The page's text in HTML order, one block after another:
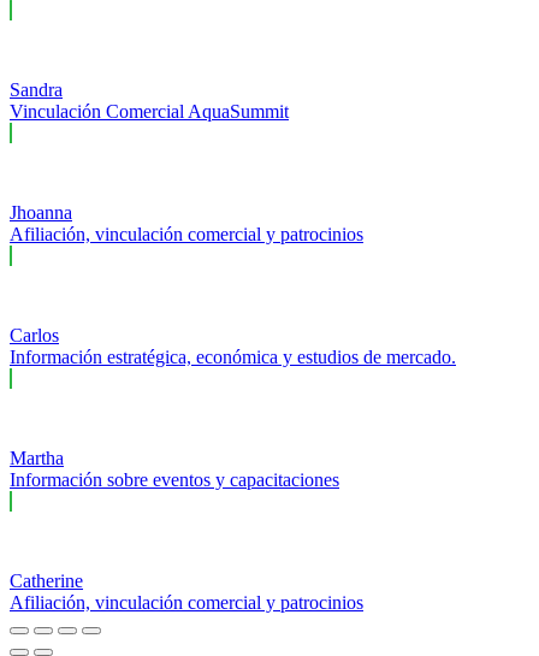
Sandra
Vinculación Comercial AquaSummit
Jhoanna
Afiliación, vinculación comercial y patrocinios
Carlos
Información estratégica, económica y estudios de mercado.
Martha
Información sobre eventos y capacitaciones
Catherine
Afiliación, vinculación comercial y patrocinios